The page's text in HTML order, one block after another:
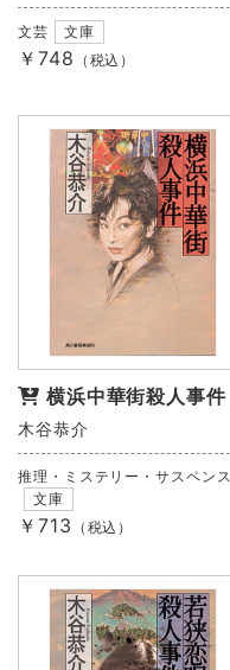
文芸 文庫
￥748 （税込）
横浜中華街殺人事件
木谷恭介
推理・ミステリー・サスペンス
文庫
￥713 （税込）